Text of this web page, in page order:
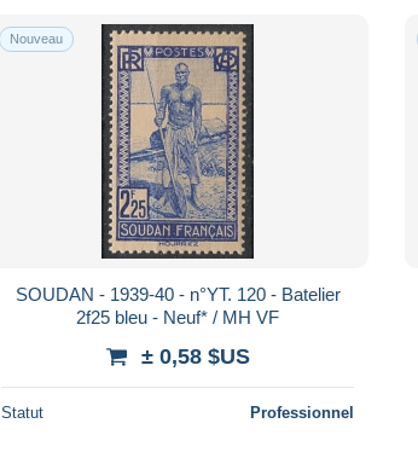
Nouveau
SOUDAN - 1939-40 - n°YT. 120 - Batelier
2f25 bleu - Neuf* / MH VF
± 0,58 $US
Statut Professionnel